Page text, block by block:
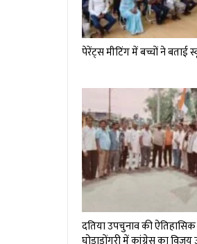
पेरेंट्स मीटिंग में बच्चों ने बताई
दतिया उपचुनाव की